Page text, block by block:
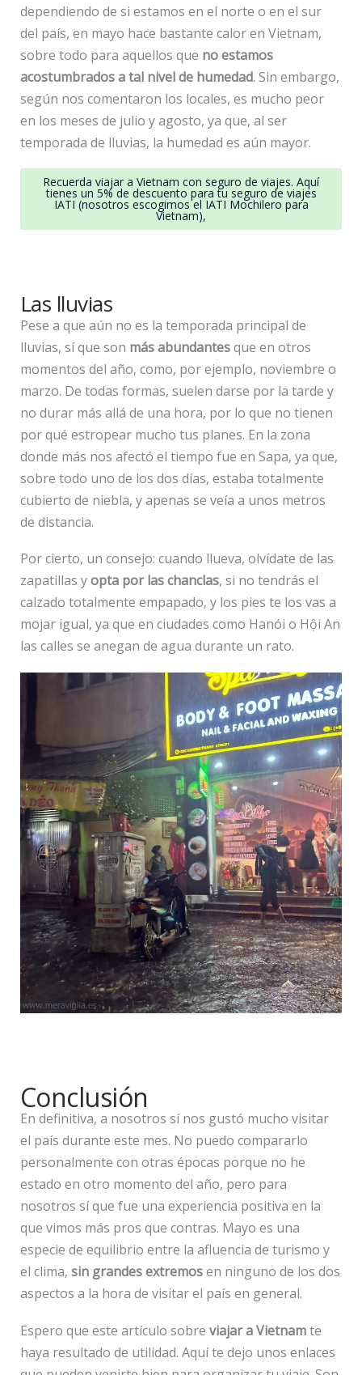
dependiendo de si estamos en el norte o en el sur
del país, en mayo hace bastante calor en Vietnam,
sobre todo para aquellos que no estamos
acostumbrados a tal nivel de humedad. Sin embargo,
según nos comentaron los locales, es mucho peor
en los meses de julio y agosto, ya que, al ser
temporada de lluvias, la humedad es aún mayor.
Recuerda viajar a Vietnam con seguro de viajes. Aquí
tienes un 5% de descuento para tu seguro de viajes
IATI (nosotros escogimos el IATI Mochilero para
Vietnam),
Las lluvias
Pese a que aún no es la temporada principal de
lluvias, sí que son más abundantesque en otros
momentos del año, como, por ejemplo, noviembre o
marzo. De todas formas, suelen darse por la tarde y
no durar más allá de una hora, por lo que no tienen
por qué estropear mucho tus planes. En la zona
donde más nos afectó el tiempo fue en Sapa, ya que,
sobre todo uno de los dos días, estaba totalmente
cubierto de niebla, y apenas se veía a unos metros
de distancia.
Por cierto, un consejo: cuando llueva, olvídate de las
zapatillas yopta por las chanclas, si no tendrás el
calzado totalmente empapado, y los pies te los vas a
mojar igual, ya que en ciudades como Hanói o Hội An
las calles se anegan de agua durante un rato.
Conclusión
En definitiva, a nosotros sí nos gustó mucho visitar
el país durante este mes. No puedo compararlo
personalmente con otras épocas porque no he
estado en otro momento del año, pero para
nosotros sí que fue una experiencia positiva en la
que vimos más pros que contras. Mayo es una
especie de equilibrio entre la afluencia de turismo y
el clima, sin grandes extremosen ninguno de los dos
aspectos a la hora de visitar el país en general.
Espero que este artículo sobre viajar a Vietnamte
haya resultado de utilidad. Aquí te dejo unos enlaces